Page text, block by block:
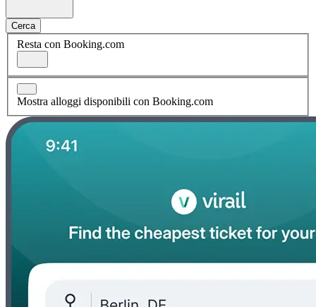
Cerca
Resta con Booking.com
Mostra alloggi disponibili con Booking.com